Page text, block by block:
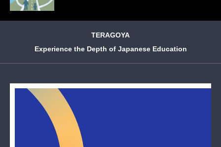
TERAGOYA
Experience the Depth of Japanese Education